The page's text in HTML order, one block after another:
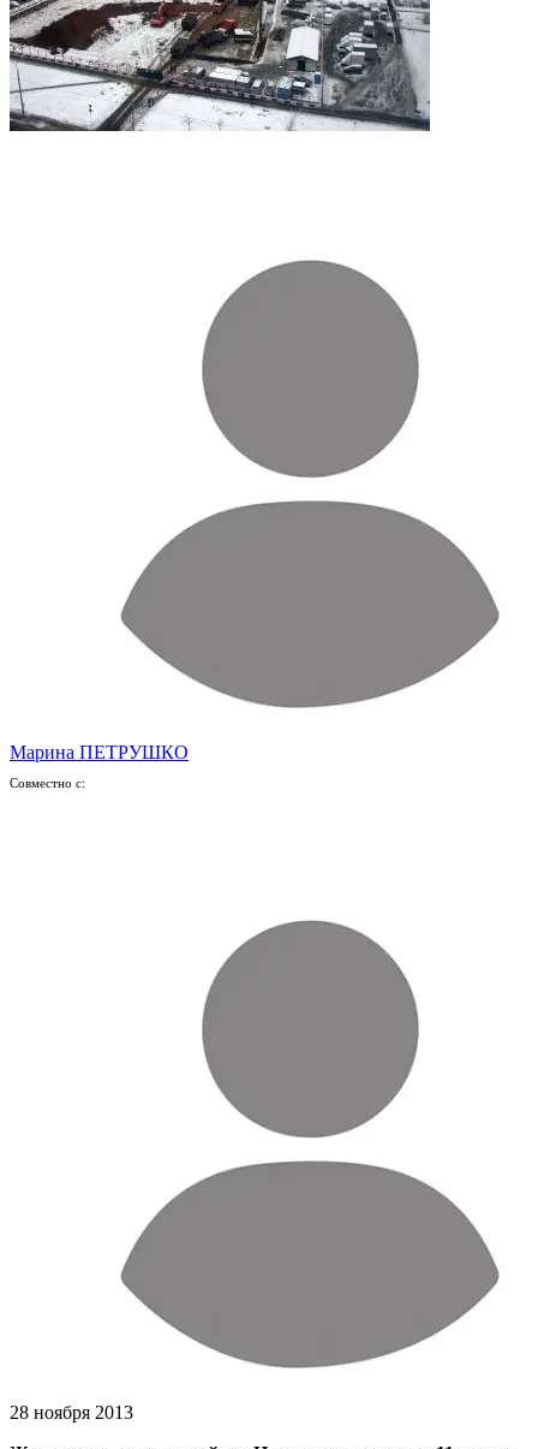
Марина ПЕТРУШКО
Совместно с:
28 ноября 2013